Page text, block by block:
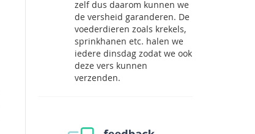
zelf dus daarom kunnen we
de versheid garanderen. De
voederdieren zoals krekels,
sprinkhanen etc. halen we
iedere dinsdag zodat we ook
deze vers kunnen
verzenden.